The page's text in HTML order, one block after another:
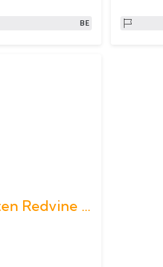
BE
Trostomaten Redvine 5kg